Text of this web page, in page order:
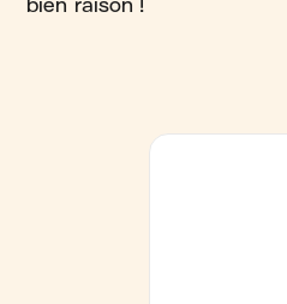
bien raison !